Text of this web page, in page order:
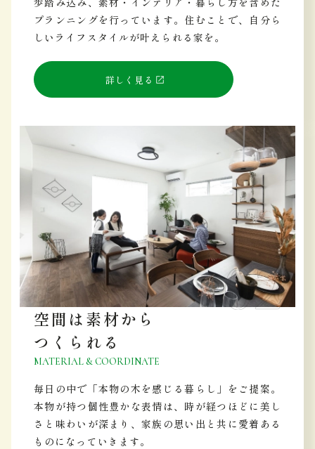
プランニングを行っています。住むことで、自分ら
しいライフスタイルが叶えられる家を。
詳しく見る
空間は素材から
つくられる
MATERIAL & COORDINATE
毎日の中で「本物の木を感じる暮らし」をご提案。
本物が持つ個性豊かな表情は、時が経つほどに美し
さと味わいが深まり、家族の思い出と共に愛着ある
ものになっていきます。